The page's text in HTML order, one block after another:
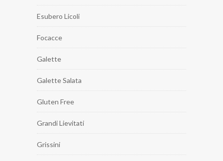
Esubero Licoli
Focacce
Galette
Galette Salata
Gluten Free
Grandi Lievitati
Grissini